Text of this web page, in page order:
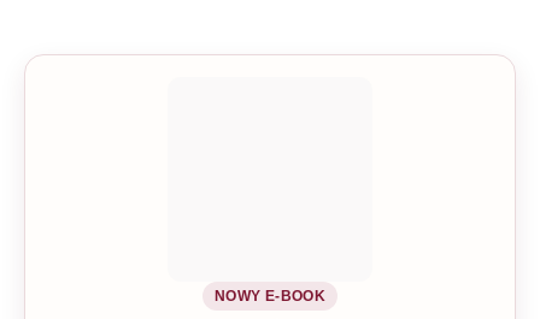
NOWY E-BOOK